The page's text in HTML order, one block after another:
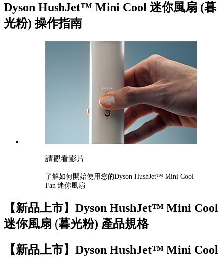
Dyson HushJet™ Mini Cool 迷你風扇 (暮
光粉) 操作指南
請觀看影片
了解如何開始使用您的Dyson HushJet™ Mini Cool
Fan 迷你風扇
【新品上市】Dyson HushJet™ Mini Cool
迷你風扇 (暮光粉) 產品規格
【新品上市】Dyson HushJet™ Mini Cool